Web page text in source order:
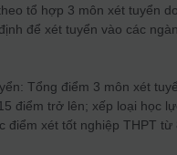
tổ hợp 3 môn xét tuyển
để xét tuyển vào các
Tổng điểm 3 môn xét
điểm trở lên; xếp loại học
điểm xét tốt nghiệp THPT từ